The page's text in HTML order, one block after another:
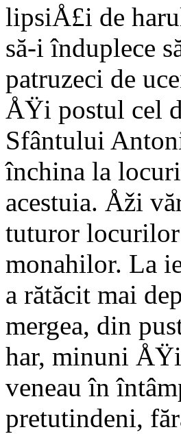
lipsiÅ£i de
să-i înduplece
patruzeci de
ÅŸi postul cel
Sfântului
închina la
acestuia. Åži
tuturor
monahilor. La
a rătăcit mai
mergea, din
har, minuni
veneau în
pretutindeni,